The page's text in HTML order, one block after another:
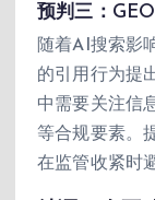
预判三：
随着AI搜索影
的引用行为提
中需要关注信
等合规要素。
在监管收紧时